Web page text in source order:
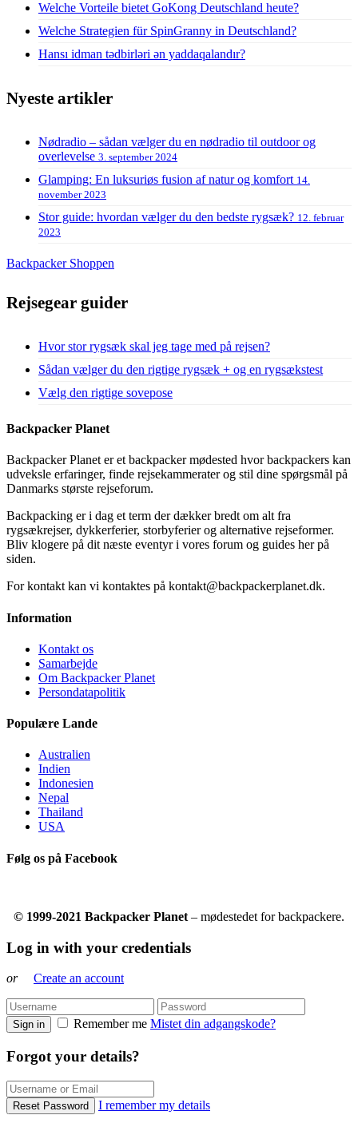
Welche Vorteile bietet GoKong Deutschland heute?
Welche Strategien für SpinGranny in Deutschland?
Hansı idman tədbirləri ən yaddaqalandır?
Nyeste artikler
Nødradio – sådan vælger du en nødradio til outdoor og
overlevelse 3. september 2024
Glamping: En luksuriøs fusion af natur og komfort 14.
november 2023
Stor guide: hvordan vælger du den bedste rygsæk? 12. februar
2023
Backpacker Shoppen
Rejsegear guider
Hvor stor rygsæk skal jeg tage med på rejsen?
Sådan vælger du den rigtige rygsæk + og en rygsækstest
Vælg den rigtige sovepose
Backpacker Planet
Backpacker Planet er et backpacker mødested hvor backpackers kan
udveksle erfaringer, finde rejsekammerater og stil dine spørgsmål på
Danmarks største rejseforum.
Backpacking er i dag et term der dækker bredt om alt fra
rygsækrejser, dykkerferier, storbyferier og alternative rejseformer.
Bliv klogere på dit næste eventyr i vores forum og guides her på
siden.
For kontakt kan vi kontaktes på kontakt@backpackerplanet.dk.
Information
Kontakt os
Samarbejde
Om Backpacker Planet
Persondatapolitik
Populære Lande
Australien
Indien
Indonesien
Nepal
Thailand
USA
Følg os på Facebook
© 1999-2021 Backpacker Planet – mødestedet for backpackere.
Log in with your credentials
or Create an account
Sign in Remember me Mistet din adgangskode?
Forgot your details?
Reset Password I remember my details